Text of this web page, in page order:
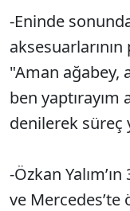
-Eninde
"Aman ağabey,
ben yaptırayım
denilerek süreç
-Özkan
ve